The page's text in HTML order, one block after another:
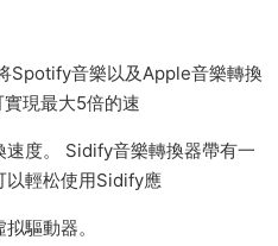
Spotify音樂以及Apple音樂轉換
現最大5倍的速
速度。 Sidify音樂轉換器帶有一
以輕松使用Sidify應
驅動器。